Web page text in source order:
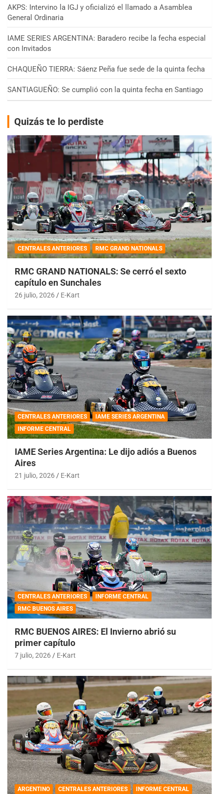
AKPS: Intervino la IGJ y oficializó el llamado a Asamblea
General Ordinaria
IAME SERIES ARGENTINA: Baradero recibe la fecha especial
con Invitados
CHAQUEÑO TIERRA: Sáenz Peña fue sede de la quinta fecha
SANTIAGUEÑO: Se cumplió con la quinta fecha en Santiago
Quizás te lo perdiste
CENTRALES ANTERIORES RMC GRAND NATIONALS
RMC GRAND NATIONALS: Se cerró el sexto
capítulo en Sunchales
26 julio, 2026 E-Kart
CENTRALES ANTERIORES
IAME SERIES ARGENTINA
INFORME CENTRAL
IAME Series Argentina: Le dijo adiós a Buenos
Aires
21 julio, 2026 E-Kart
CENTRALES ANTERIORES
INFORME CENTRAL
RMC BUENOS AIRES
RMC BUENOS AIRES: El Invierno abrió su
primer capítulo
7 julio, 2026 E-Kart
ARGENTINO CENTRALES ANTERIORES INFORME CENTRAL